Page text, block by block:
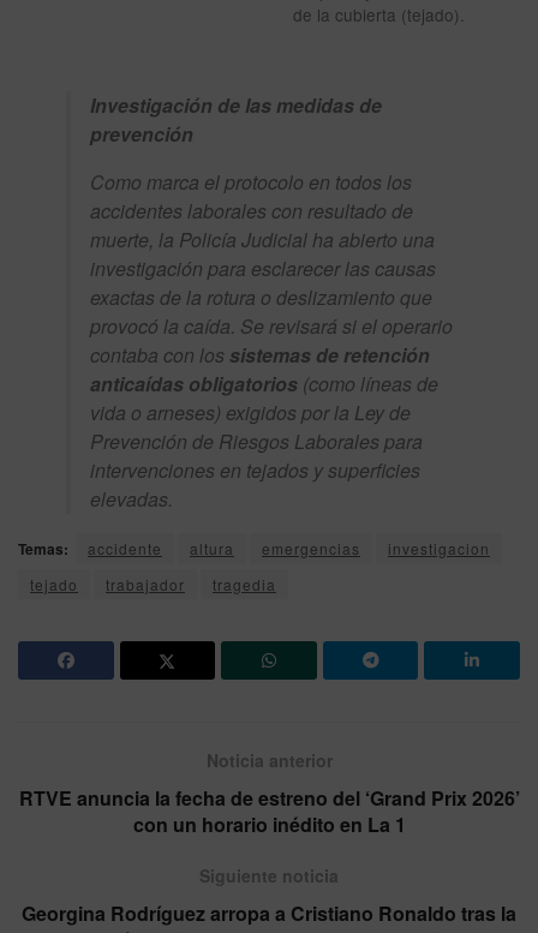
de la cubierta (tejado).
Investigación de las medidas de
prevención
Como marca el protocolo en todos los
accidentes laborales con resultado de
muerte, la Policía Judicial ha abierto una
investigación para esclarecer las causas
exactas de la rotura o deslizamiento que
provocó la caída. Se revisará si el operario
contaba con los sistemas de retención
anticaídas obligatorios (como líneas de
vida o arneses) exigidos por la Ley de
Prevención de Riesgos Laborales para
intervenciones en tejados y superficies
elevadas.
Temas: accidente altura emergencias
investigacion
tejado
trabajador tragedia
Noticia anterior
RTVE anuncia la fecha de estreno del ‘Grand Prix 2026’
con un horario inédito en La 1
Siguiente noticia
Georgina Rodríguez arropa a Cristiano Ronaldo tras la